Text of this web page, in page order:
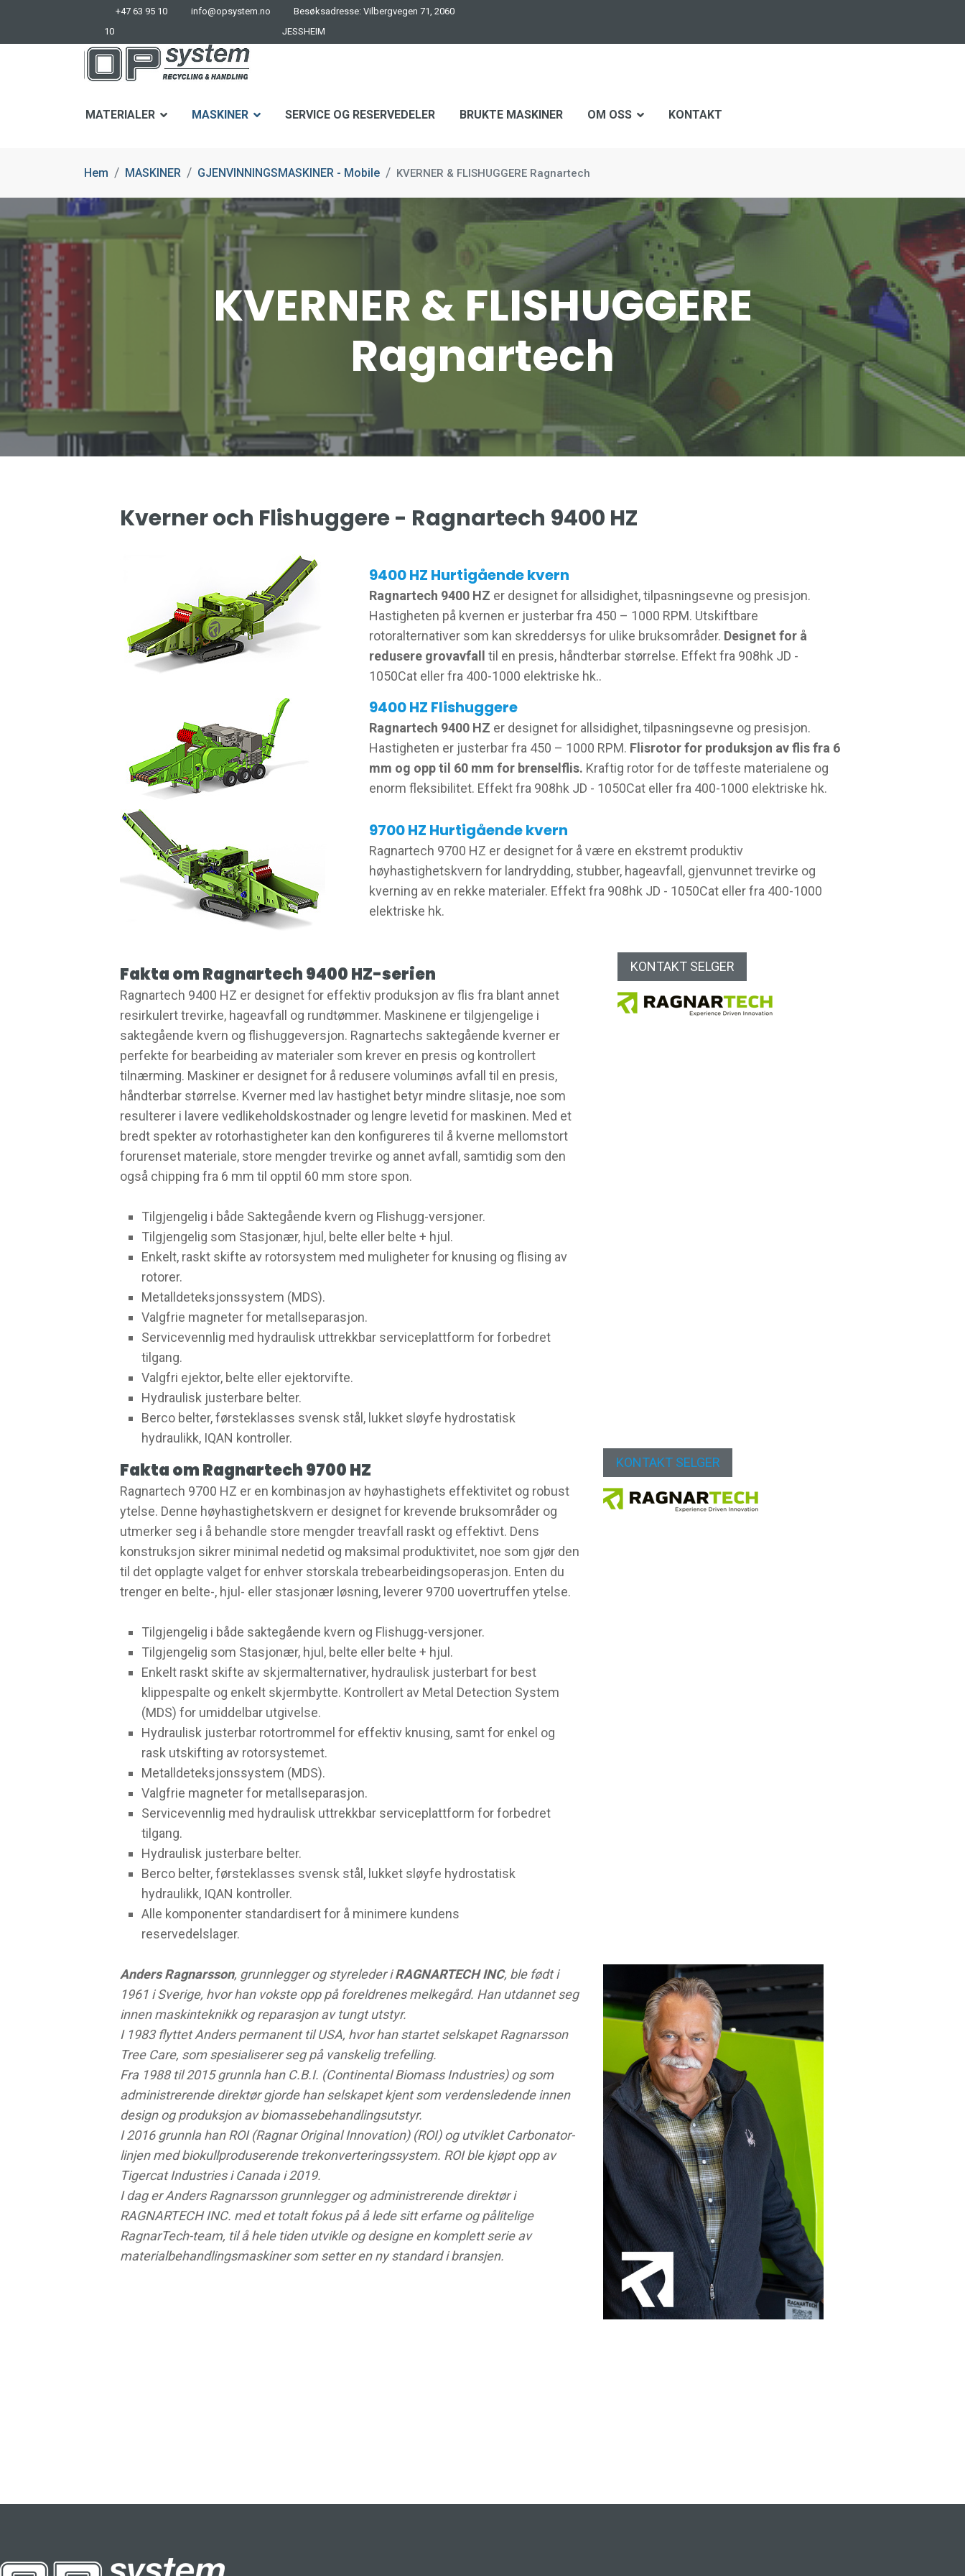
+47 63 95 10
10
info@opsystem.no
Besøksadresse: Vilbergvegen 71, 2060
JESSHEIM
MATERIALER MASKINER SERVICE OG RESERVEDELER BRUKTE MASKINER OM OSS KONTAKT
Hem MASKINER GJENVINNINGSMASKINER - Mobile KVERNER & FLISHUGGERE Ragnartech
KVERNER & FLISHUGGERE
Ragnartech
Kverner och Flishuggere - Ragnartech 9400 HZ
9400 HZ Hurtigående kvern
Ragnartech 9400 HZ er designet for allsidighet, tilpasningsevne og presisjon.
Hastigheten på kvernen er justerbar fra 450 – 1000 RPM. Utskiftbare
rotoralternativer som kan skreddersys for ulike bruksområder. Designet for å
redusere grovavfall
til en presis, håndterbar størrelse. Effekt fra 908hk JD -
1050Cat eller fra 400-1000 elektriske hk..
9400 HZ Flishuggere
Ragnartech 9400 HZ er designet for allsidighet, tilpasningsevne og presisjon.
Hastigheten er justerbar fra 450 – 1000 RPM. Flisrotor for produksjon av flis fra 6
mm og opp til 60 mm for brenselflis. Kraftig rotor for de tøffeste materialene og
enorm fleksibilitet. Effekt fra 908hk JD - 1050Cat eller fra 400-1000 elektriske hk.
9700 HZ Hurtigående kvern
Ragnartech 9700 HZ er designet for å være en ekstremt produktiv
høyhastighetskvern for landrydding, stubber, hageavfall, gjenvunnet trevirke og
kverning av en rekke materialer. Effekt fra 908hk JD - 1050Cat eller fra 400-1000
elektriske hk.
Fakta om Ragnartech 9400 HZ-serien
Ragnartech 9400 HZ er designet for effektiv produksjon av flis fra blant annet
resirkulert trevirke, hageavfall og rundtømmer. Maskinene er tilgjengelige i
saktegående kvern og flishuggeversjon. Ragnartechs saktegående kverner er
perfekte for bearbeiding av materialer som krever en presis og kontrollert
tilnærming. Maskiner er designet for å redusere voluminøs avfall til en presis,
håndterbar størrelse. Kverner med lav hastighet betyr mindre slitasje, noe som
resulterer i lavere vedlikeholdskostnader og lengre levetid for maskinen. Med et
bredt spekter av rotorhastigheter kan den konfigureres til å kverne mellomstort
forurenset materiale, store mengder trevirke og annet avfall, samtidig som den
også chipping fra 6 mm til opptil 60 mm store spon.
KONTAKT SELGER
Tilgjengelig i både Saktegående kvern og Flishugg-versjoner.
Tilgjengelig som Stasjonær, hjul, belte eller belte + hjul.
Enkelt, raskt skifte av rotorsystem med muligheter for knusing og flising av
rotorer.
Metalldeteksjonssystem (MDS).
Valgfrie magneter for metallseparasjon.
Servicevennlig med hydraulisk uttrekkbar serviceplattform for forbedret
tilgang.
Valgfri ejektor, belte eller ejektorvifte.
Hydraulisk justerbare belter.
Berco belter, førsteklasses svensk stål, lukket sløyfe hydrostatisk
hydraulikk, IQAN kontroller.
Fakta om Ragnartech 9700 HZ
Ragnartech 9700 HZ er en kombinasjon av høyhastighets effektivitet og robust
ytelse. Denne høyhastighetskvern er designet for krevende bruksområder og
utmerker seg i å behandle store mengder treavfall raskt og effektivt. Dens
konstruksjon sikrer minimal nedetid og maksimal produktivitet, noe som gjør den
til det opplagte valget for enhver storskala trebearbeidingsoperasjon. Enten du
trenger en belte-, hjul- eller stasjonær løsning, leverer 9700 uovertruffen ytelse.
KONTAKT SELGER
Tilgjengelig i både saktegående kvern og Flishugg-versjoner.
Tilgjengelig som Stasjonær, hjul, belte eller belte + hjul.
Enkelt raskt skifte av skjermalternativer, hydraulisk justerbart for best
klippespalte og enkelt skjermbytte. Kontrollert av Metal Detection System
(MDS) for umiddelbar utgivelse.
Hydraulisk justerbar rotortrommel for effektiv knusing, samt for enkel og
rask utskifting av rotorsystemet.
Metalldeteksjonssystem (MDS).
Valgfrie magneter for metallseparasjon.
Servicevennlig med hydraulisk uttrekkbar serviceplattform for forbedret
tilgang.
Hydraulisk justerbare belter.
Berco belter, førsteklasses svensk stål, lukket sløyfe hydrostatisk
hydraulikk, IQAN kontroller.
Alle komponenter standardisert for å minimere kundens
reservedelslager.
Anders Ragnarsson, grunnlegger og styreleder iRAGNARTECH INC, ble født i
1961 i Sverige, hvor han vokste opp på foreldrenes melkegård. Han utdannet seg
innen maskinteknikk og reparasjon av tungt utstyr.
I 1983 flyttet Anders permanent til USA, hvor han startet selskapet Ragnarsson
Tree Care, som spesialiserer seg på vanskelig trefelling.
Fra 1988 til 2015 grunnla han C.B.I. (Continental Biomass Industries) og som
administrerende direktør gjorde han selskapet kjent som verdensledende innen
design og produksjon av biomassebehandlingsutstyr.
I 2016 grunnla han ROI (Ragnar Original Innovation) (ROI) og utviklet Carbonator-
linjen med biokullproduserende trekonverteringssystem. ROI ble kjøpt opp av
Tigercat Industries i Canada i 2019.
I dag er Anders Ragnarsson grunnlegger og administrerende direktør i
RAGNARTECH INC. med et totalt fokus på å lede sitt erfarne og pålitelige
RagnarTech-team, til å hele tiden utvikle og designe en komplett serie av
materialbehandlingsmaskiner som setter en ny standard i bransjen.